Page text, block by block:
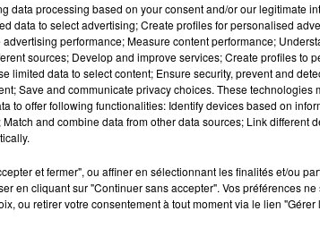
data processing based on your consent and/or our legitimate
data to select advertising; Create profiles for personalised
performance; Measure content performance;
sources; Develop and improve services; Create profiles to
limited data to select content; Ensure security, prevent and
Save and communicate privacy choices. These technologies
to offer following functionalities: Identify devices based on
and combine data from other data sources; Link different
et fermer", ou affiner en sélectionnant les finalités et/ou
en cliquant sur "Continuer sans accepter". Vos préférences
ou retirer votre consentement à tout moment via le lien